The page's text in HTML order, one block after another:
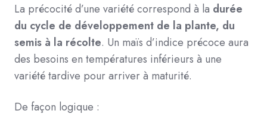
La précocité d’une variété correspond à la durée
du cycle de développement de la plante, du
semis à la récolte. Un maïs d’indice précoce aura
des besoins en températures inférieurs à une
variété tardive pour arriver à maturité.
De façon logique :